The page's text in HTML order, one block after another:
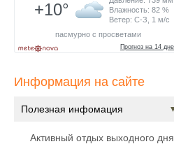
Информация на сайте
Полезная инфомация
Активный отдых выходного дня